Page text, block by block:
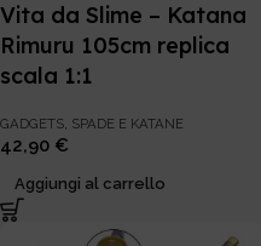
Vita da Slime – Katana
Rimuru 105cm replica
scala 1:1
GADGETS, SPADE E KATANE
42,90 €
Aggiungi al carrello